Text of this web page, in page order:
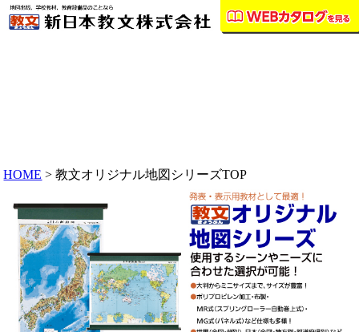
HOME > 教文オリジナル地図シリーズTOP